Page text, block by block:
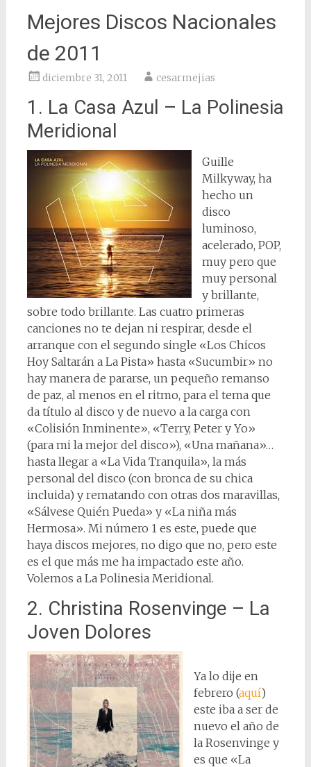
Mejores Discos Nacionales
de 2011
diciembre 31, 2011 cesarmejias
1. La Casa Azul – La Polinesia
Meridional
Guille
Milkyway, ha
hecho un
disco
luminoso,
acelerado, POP,
muy pero que
muy personal
y brillante,
sobre todo brillante. Las cuatro primeras
canciones no te dejan ni respirar, desde el
arranque con el segundo single «Los Chicos
Hoy Saltarán a La Pista» hasta «Sucumbir» no
hay manera de pararse, un pequeño remanso
de paz, al menos en el ritmo, para el tema que
da título al disco y de nuevo a la carga con
«Colisión Inminente», «Terry, Peter y Yo»
(para mi la mejor del disco»), «Una mañana»…
hasta llegar a «La Vida Tranquila», la más
personal del disco (con bronca de su chica
incluida) y rematando con otras dos maravillas,
«Sálvese Quién Pueda» y «La niña más
Hermosa». Mi número 1 es este, puede que
haya discos mejores, no digo que no, pero este
es el que más me ha impactado este año.
Volemos a La Polinesia Meridional.
2. Christina Rosenvinge – La
Joven Dolores
Ya lo dije en
febrero (aquí)
este iba a ser de
nuevo el año de
la Rosenvinge y
es que «La